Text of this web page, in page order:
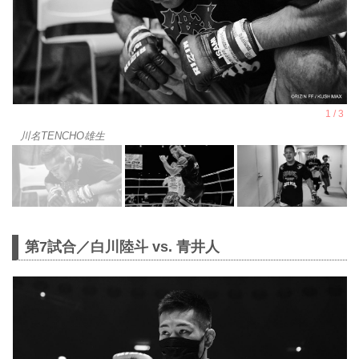
川名TENCHO雄生
第7試合／白川陸斗 vs. 青井人